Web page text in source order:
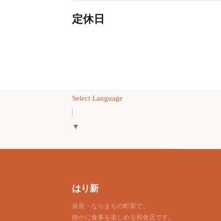
定休日
Select Language
▼
はり新
奈良・ならまちの町家で、
静かに食事を楽しめる和食店です。